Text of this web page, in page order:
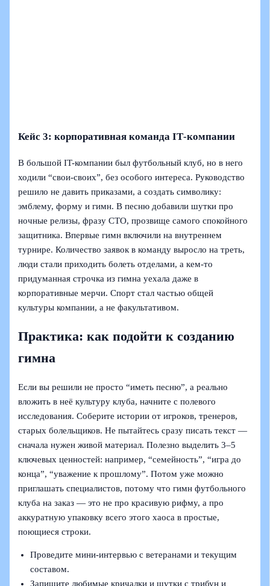
Кейс 3: корпоративная команда IT‑компании
В большой IT-компании был футбольный клуб, но в него
ходили “свои-своих”, без особого интереса. Руководство
решило не давить приказами, а создать символику:
эмблему, форму и гимн. В песню добавили шутки про
ночные релизы, фразу CTO, прозвище самого спокойного
защитника. Впервые гимн включили на внутреннем
турнире. Количество заявок в команду выросло на треть,
люди стали приходить болеть отделами, а кем-то
придуманная строчка из гимна уехала даже в
корпоративные мерчи. Спорт стал частью общей
культуры компании, а не факультативом.
Практика: как подойти к созданию
гимна
Если вы решили не просто “иметь песню”, а реально
вложить в неё культуру клуба, начните с полевого
исследования. Соберите истории от игроков, тренеров,
старых болельщиков. Не пытайтесь сразу писать текст —
сначала нужен живой материал. Полезно выделить 3–5
ключевых ценностей: например, “семейность”, “игра до
конца”, “уважение к прошлому”. Потом уже можно
приглашать специалистов, потому что гимн футбольного
клуба на заказ — это не про красивую рифму, а про
аккуратную упаковку всего этого хаоса в простые,
поющиеся строки.
Проведите мини-интервью с ветеранами и текущим
составом.
Запишите любимые кричалки и шутки с трибун и